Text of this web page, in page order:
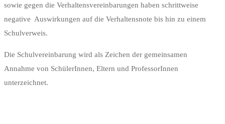
sowie gegen die Verhaltensvereinbarungen haben schrittweise
negative Auswirkungen auf die Verhaltensnote bis hin zu einem
Schulverweis.
Die Schulvereinbarung wird als Zeichen der gemeinsamen
Annahme von SchülerInnen, Eltern und ProfessorInnen
unterzeichnet.